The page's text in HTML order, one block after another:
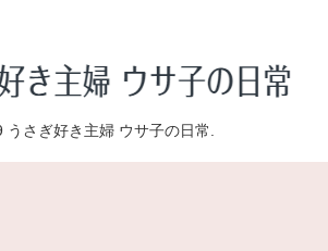
さぎ好き主婦 ウサ子の日常.